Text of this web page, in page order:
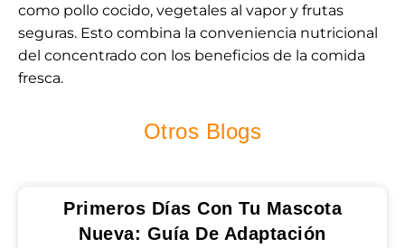
como pollo cocido, vegetales al vapor y frutas
seguras. Esto combina la conveniencia nutricional
del concentrado con los beneficios de la comida
fresca.
Otros Blogs
Primeros Días Con Tu Mascota
Nueva: Guía De Adaptación